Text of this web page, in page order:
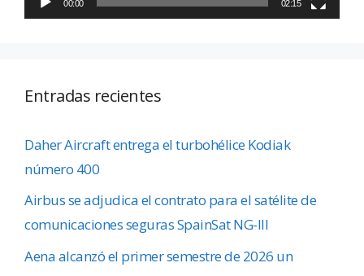
00:00 02:15
Entradas recientes
Daher Aircraft entrega el turbohélice Kodiak
número 400
Airbus se adjudica el contrato para el satélite de
comunicaciones seguras SpainSat NG-III
Aena alcanzó el primer semestre de 2026 un